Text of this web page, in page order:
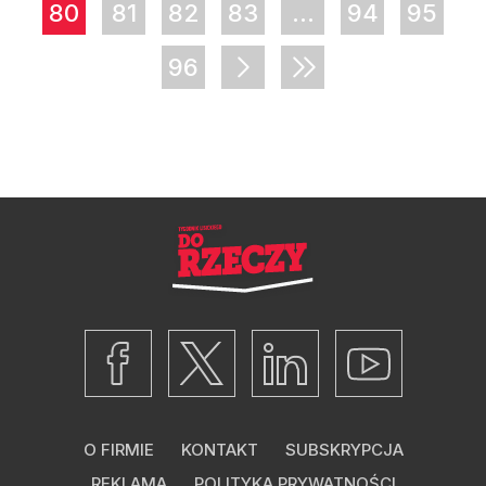
80
81 82 83 ... 94
95
96
O FIRMIE KONTAKT
SUBSKRYPCJA